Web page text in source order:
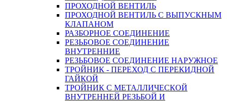
ПРОХОДНОЙ ВЕНТИЛЬ
ПРОХОДНОЙ ВЕНТИЛЬ С ВЫПУСКНЫМ
КЛАПАНОМ
РАЗБОРНОЕ СОЕДИНЕНИЕ
РЕЗЬБОВОЕ СОЕДИНЕНИЕ
ВНУТРЕННИЕ
РЕЗЬБОВОЕ СОЕДИНЕНИЕ НАРУЖНОЕ
ТРОЙНИК - ПЕРЕХОД С ПЕРЕКИДНОЙ
ГАЙКОЙ
ТРОЙНИК С МЕТАЛЛИЧЕСКОЙ
ВНУТРЕННЕЙ РЕЗЬБОЙ И